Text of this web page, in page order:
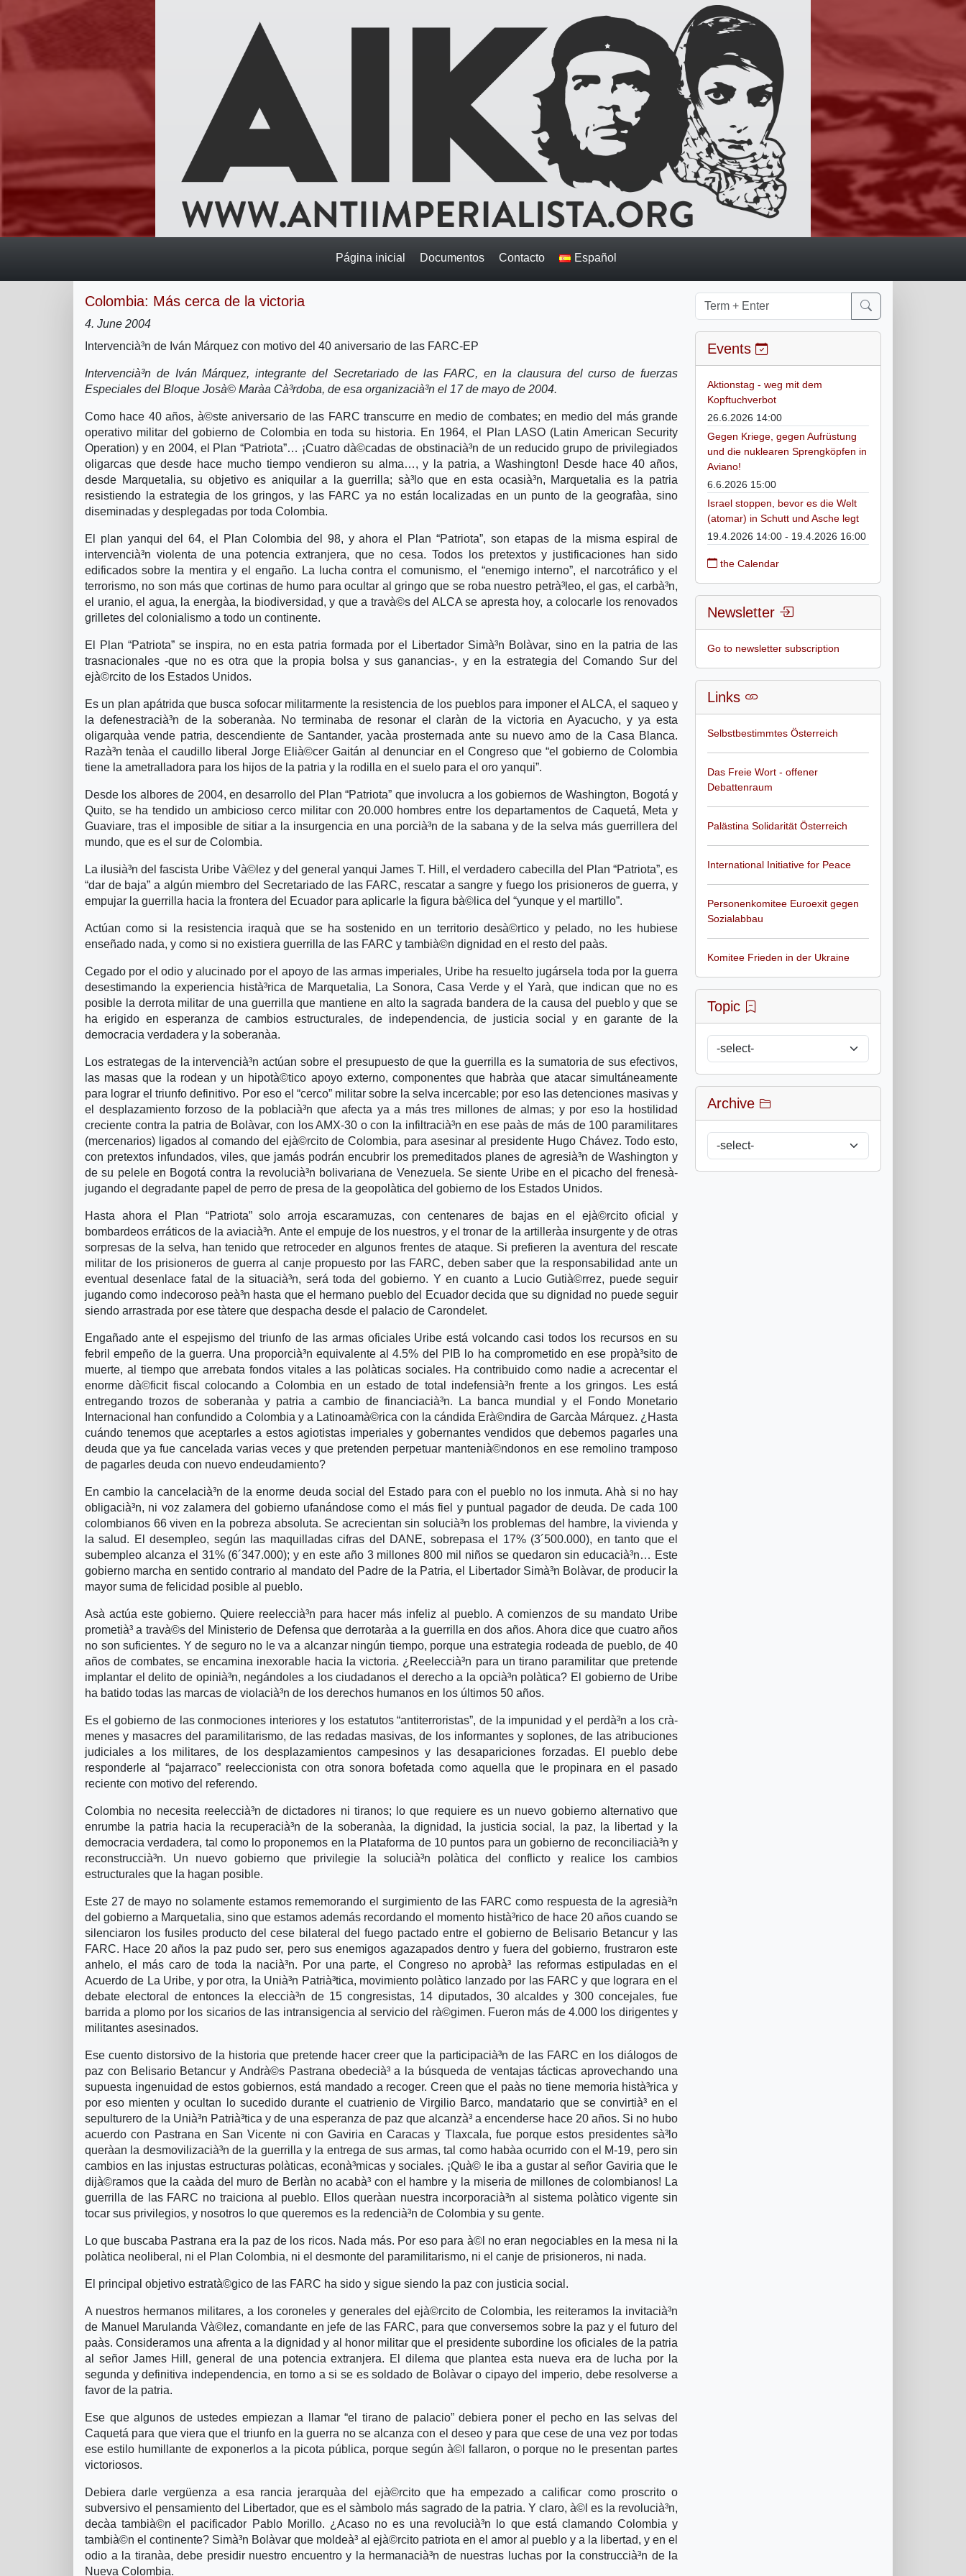
Página inicial Documentos Contacto Español
Colombia: Más cerca de la victoria
4. June 2004
Intervencià³n de Iván Márquez con motivo del 40 aniversario de las FARC-EP
Intervencià³n de Iván Márquez, integrante del Secretariado de las FARC, en la clausura del curso de fuerzas
Especiales del Bloque Josà© Marà­a Cà³rdoba, de esa organizacià³n el 17 de mayo de 2004.
Como hace 40 años, à©ste aniversario de las FARC transcurre en medio de combates; en medio del más grande
operativo militar del gobierno de Colombia en toda su historia. En 1964, el Plan LASO (Latin American Security
Operation) y en 2004, el Plan “Patriota”… ¡Cuatro dà©cadas de obstinacià³n de un reducido grupo de privilegiados
oligarcas que desde hace mucho tiempo vendieron su alma…, y la patria, a Washington! Desde hace 40 años,
desde Marquetalia, su objetivo es aniquilar a la guerrilla; sà³lo que en esta ocasià³n, Marquetalia es la patria
resistiendo la estrategia de los gringos, y las FARC ya no están localizadas en un punto de la geografà­a, sino
diseminadas y desplegadas por toda Colombia.
El plan yanqui del 64, el Plan Colombia del 98, y ahora el Plan “Patriota”, son etapas de la misma espiral de
intervencià³n violenta de una potencia extranjera, que no cesa. Todos los pretextos y justificaciones han sido
edificados sobre la mentira y el engaño. La lucha contra el comunismo, el “enemigo interno”, el narcotráfico y el
terrorismo, no son más que cortinas de humo para ocultar al gringo que se roba nuestro petrà³leo, el gas, el carbà³n,
el uranio, el agua, la energà­a, la biodiversidad, y que a travà©s del ALCA se apresta hoy, a colocarle los renovados
grilletes del colonialismo a todo un continente.
El Plan “Patriota” se inspira, no en esta patria formada por el Libertador Simà³n Bolà­var, sino en la patria de las
trasnacionales -que no es otra que la propia bolsa y sus ganancias-, y en la estrategia del Comando Sur del
ejà©rcito de los Estados Unidos.
Es un plan apátrida que busca sofocar militarmente la resistencia de los pueblos para imponer el ALCA, el saqueo y
la defenestracià³n de la soberanà­a. No terminaba de resonar el clarà­n de la victoria en Ayacucho, y ya esta
oligarquà­a vende patria, descendiente de Santander, yacà­a prosternada ante su nuevo amo de la Casa Blanca.
Razà³n tenà­a el caudillo liberal Jorge Elià©cer Gaitán al denunciar en el Congreso que “el gobierno de Colombia
tiene la ametralladora para los hijos de la patria y la rodilla en el suelo para el oro yanqui”.
Desde los albores de 2004, en desarrollo del Plan “Patriota” que involucra a los gobiernos de Washington, Bogotá y
Quito, se ha tendido un ambicioso cerco militar con 20.000 hombres entre los departamentos de Caquetá, Meta y
Guaviare, tras el imposible de sitiar a la insurgencia en una porcià³n de la sabana y de la selva más guerrillera del
mundo, que es el sur de Colombia.
La ilusià³n del fascista Uribe Và©lez y del general yanqui James T. Hill, el verdadero cabecilla del Plan “Patriota”, es
“dar de baja” a algún miembro del Secretariado de las FARC, rescatar a sangre y fuego los prisioneros de guerra, y
empujar la guerrilla hacia la frontera del Ecuador para aplicarle la figura bà©lica del “yunque y el martillo”.
Actúan como si la resistencia iraquà­ que se ha sostenido en un territorio desà©rtico y pelado, no les hubiese
enseñado nada, y como si no existiera guerrilla de las FARC y tambià©n dignidad en el resto del paà­s.
Cegado por el odio y alucinado por el apoyo de las armas imperiales, Uribe ha resuelto jugársela toda por la guerra
desestimando la experiencia histà³rica de Marquetalia, La Sonora, Casa Verde y el Yarà­, que indican que no es
posible la derrota militar de una guerrilla que mantiene en alto la sagrada bandera de la causa del pueblo y que se
ha erigido en esperanza de cambios estructurales, de independencia, de justicia social y en garante de la
democracia verdadera y la soberanà­a.
Los estrategas de la intervencià³n actúan sobre el presupuesto de que la guerrilla es la sumatoria de sus efectivos,
las masas que la rodean y un hipotà©tico apoyo externo, componentes que habrà­a que atacar simultáneamente
para lograr el triunfo definitivo. Por eso el “cerco” militar sobre la selva incercable; por eso las detenciones masivas y
el desplazamiento forzoso de la poblacià³n que afecta ya a más tres millones de almas; y por eso la hostilidad
creciente contra la patria de Bolà­var, con los AMX-30 o con la infiltracià³n en ese paà­s de más de 100 paramilitares
(mercenarios) ligados al comando del ejà©rcito de Colombia, para asesinar al presidente Hugo Chávez. Todo esto,
con pretextos infundados, viles, que jamás podrán encubrir los premeditados planes de agresià³n de Washington y
de su pelele en Bogotá contra la revolucià³n bolivariana de Venezuela. Se siente Uribe en el picacho del frenesà­
jugando el degradante papel de perro de presa de la geopolà­tica del gobierno de los Estados Unidos.
Hasta ahora el Plan “Patriota” solo arroja escaramuzas, con centenares de bajas en el ejà©rcito oficial y
bombardeos erráticos de la aviacià³n. Ante el empuje de los nuestros, y el tronar de la artillerà­a insurgente y de otras
sorpresas de la selva, han tenido que retroceder en algunos frentes de ataque. Si prefieren la aventura del rescate
militar de los prisioneros de guerra al canje propuesto por las FARC, deben saber que la responsabilidad ante un
eventual desenlace fatal de la situacià³n, será toda del gobierno. Y en cuanto a Lucio Gutià©rrez, puede seguir
jugando como indecoroso peà³n hasta que el hermano pueblo del Ecuador decida que su dignidad no puede seguir
siendo arrastrada por ese tà­tere que despacha desde el palacio de Carondelet.
Engañado ante el espejismo del triunfo de las armas oficiales Uribe está volcando casi todos los recursos en su
febril empeño de la guerra. Una proporcià³n equivalente al 4.5% del PIB lo ha comprometido en ese propà³sito de
muerte, al tiempo que arrebata fondos vitales a las polà­ticas sociales. Ha contribuido como nadie a acrecentar el
enorme dà©ficit fiscal colocando a Colombia en un estado de total indefensià³n frente a los gringos. Les está
entregando trozos de soberanà­a y patria a cambio de financiacià³n. La banca mundial y el Fondo Monetario
Internacional han confundido a Colombia y a Latinoamà©rica con la cándida Erà©ndira de Garcà­a Márquez. ¿Hasta
cuándo tenemos que aceptarles a estos agiotistas imperiales y gobernantes vendidos que debemos pagarles una
deuda que ya fue cancelada varias veces y que pretenden perpetuar mantenià©ndonos en ese remolino tramposo
de pagarles deuda con nuevo endeudamiento?
En cambio la cancelacià³n de la enorme deuda social del Estado para con el pueblo no los inmuta. Ahà­ si no hay
obligacià³n, ni voz zalamera del gobierno ufanándose como el más fiel y puntual pagador de deuda. De cada 100
colombianos 66 viven en la pobreza absoluta. Se acrecientan sin solucià³n los problemas del hambre, la vivienda y
la salud. El desempleo, según las maquilladas cifras del DANE, sobrepasa el 17% (3´500.000), en tanto que el
subempleo alcanza el 31% (6´347.000); y en este año 3 millones 800 mil niños se quedaron sin educacià³n… Este
gobierno marcha en sentido contrario al mandato del Padre de la Patria, el Libertador Simà³n Bolà­var, de producir la
mayor suma de felicidad posible al pueblo.
Asà­ actúa este gobierno. Quiere reeleccià³n para hacer más infeliz al pueblo. A comienzos de su mandato Uribe
prometià³ a travà©s del Ministerio de Defensa que derrotarà­a a la guerrilla en dos años. Ahora dice que cuatro años
no son suficientes. Y de seguro no le va a alcanzar ningún tiempo, porque una estrategia rodeada de pueblo, de 40
años de combates, se encamina inexorable hacia la victoria. ¿Reeleccià³n para un tirano paramilitar que pretende
implantar el delito de opinià³n, negándoles a los ciudadanos el derecho a la opcià³n polà­tica? El gobierno de Uribe
ha batido todas las marcas de violacià³n de los derechos humanos en los últimos 50 años.
Es el gobierno de las conmociones interiores y los estatutos “antiterroristas”, de la impunidad y el perdà³n a los crà­
menes y masacres del paramilitarismo, de las redadas masivas, de los informantes y soplones, de las atribuciones
judiciales a los militares, de los desplazamientos campesinos y las desapariciones forzadas. El pueblo debe
responderle al “pajarraco” reeleccionista con otra sonora bofetada como aquella que le propinara en el pasado
reciente con motivo del referendo.
Colombia no necesita reeleccià³n de dictadores ni tiranos; lo que requiere es un nuevo gobierno alternativo que
enrumbe la patria hacia la recuperacià³n de la soberanà­a, la dignidad, la justicia social, la paz, la libertad y la
democracia verdadera, tal como lo proponemos en la Plataforma de 10 puntos para un gobierno de reconciliacià³n y
reconstruccià³n. Un nuevo gobierno que privilegie la solucià³n polà­tica del conflicto y realice los cambios
estructurales que la hagan posible.
Este 27 de mayo no solamente estamos rememorando el surgimiento de las FARC como respuesta de la agresià³n
del gobierno a Marquetalia, sino que estamos además recordando el momento histà³rico de hace 20 años cuando se
silenciaron los fusiles producto del cese bilateral del fuego pactado entre el gobierno de Belisario Betancur y las
FARC. Hace 20 años la paz pudo ser, pero sus enemigos agazapados dentro y fuera del gobierno, frustraron este
anhelo, el más caro de toda la nacià³n. Por una parte, el Congreso no aprobà³ las reformas estipuladas en el
Acuerdo de La Uribe, y por otra, la Unià³n Patrià³tica, movimiento polà­tico lanzado por las FARC y que lograra en el
debate electoral de entonces la eleccià³n de 15 congresistas, 14 diputados, 30 alcaldes y 300 concejales, fue
barrida a plomo por los sicarios de las intransigencia al servicio del rà©gimen. Fueron más de 4.000 los dirigentes y
militantes asesinados.
Ese cuento distorsivo de la historia que pretende hacer creer que la participacià³n de las FARC en los diálogos de
paz con Belisario Betancur y Andrà©s Pastrana obedecià³ a la búsqueda de ventajas tácticas aprovechando una
supuesta ingenuidad de estos gobiernos, está mandado a recoger. Creen que el paà­s no tiene memoria histà³rica y
por eso mienten y ocultan lo sucedido durante el cuatrienio de Virgilio Barco, mandatario que se convirtià³ en el
sepulturero de la Unià³n Patrià³tica y de una esperanza de paz que alcanzà³ a encenderse hace 20 años. Si no hubo
acuerdo con Pastrana en San Vicente ni con Gaviria en Caracas y Tlaxcala, fue porque estos presidentes sà³lo
querà­an la desmovilizacià³n de la guerrilla y la entrega de sus armas, tal como habà­a ocurrido con el M-19, pero sin
cambios en las injustas estructuras polà­ticas, econà³micas y sociales. ¡Quà© le iba a gustar al señor Gaviria que le
dijà©ramos que la caà­da del muro de Berlà­n no acabà³ con el hambre y la miseria de millones de colombianos! La
guerrilla de las FARC no traiciona al pueblo. Ellos querà­an nuestra incorporacià³n al sistema polà­tico vigente sin
tocar sus privilegios, y nosotros lo que queremos es la redencià³n de Colombia y su gente.
Lo que buscaba Pastrana era la paz de los ricos. Nada más. Por eso para à©l no eran negociables en la mesa ni la
polà­tica neoliberal, ni el Plan Colombia, ni el desmonte del paramilitarismo, ni el canje de prisioneros, ni nada.
El principal objetivo estratà©gico de las FARC ha sido y sigue siendo la paz con justicia social.
A nuestros hermanos militares, a los coroneles y generales del ejà©rcito de Colombia, les reiteramos la invitacià³n
de Manuel Marulanda Và©lez, comandante en jefe de las FARC, para que conversemos sobre la paz y el futuro del
paà­s. Consideramos una afrenta a la dignidad y al honor militar que el presidente subordine los oficiales de la patria
al señor James Hill, general de una potencia extranjera. El dilema que plantea esta nueva era de lucha por la
segunda y definitiva independencia, en torno a si se es soldado de Bolà­var o cipayo del imperio, debe resolverse a
favor de la patria.
Ese que algunos de ustedes empiezan a llamar “el tirano de palacio” debiera poner el pecho en las selvas del
Caquetá para que viera que el triunfo en la guerra no se alcanza con el deseo y para que cese de una vez por todas
ese estilo humillante de exponerlos a la picota pública, porque según à©l fallaron, o porque no le presentan partes
victoriosos.
Debiera darle vergüenza a esa rancia jerarquà­a del ejà©rcito que ha empezado a calificar como proscrito o
subversivo el pensamiento del Libertador, que es el sà­mbolo más sagrado de la patria. Y claro, à©l es la revolucià³n,
decà­a tambià©n el pacificador Pablo Morillo. ¿Acaso no es una revolucià³n lo que está clamando Colombia y
tambià©n el continente? Simà³n Bolà­var que moldeà³ al ejà©rcito patriota en el amor al pueblo y a la libertad, y en el
odio a la tiranà­a, debe presidir nuestro encuentro y la hermanacià³n de nuestras luchas por la construccià³n de la
Nueva Colombia.
Events
Aktionstag - weg mit dem
Kopftuchverbot
26.6.2026 14:00
Gegen Kriege, gegen Aufrüstung
und die nuklearen Sprengköpfen in
Aviano!
6.6.2026 15:00
Israel stoppen, bevor es die Welt
(atomar) in Schutt und Asche legt
19.4.2026 14:00 - 19.4.2026 16:00
the Calendar
Newsletter
Go to newsletter subscription
Links
Selbstbestimmtes Österreich
Das Freie Wort - offener
Debattenraum
Palästina Solidarität Österreich
International Initiative for Peace
Personenkomitee Euroexit gegen
Sozialabbau
Komitee Frieden in der Ukraine
Topic
Archive